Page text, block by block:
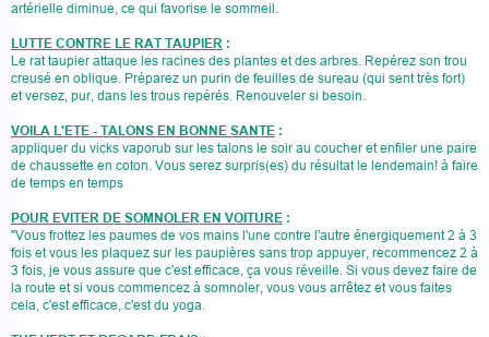
artérielle diminue, ce qui favorise le sommeil.
LUTTE CONTRE LE RAT TAUPIER :
Le rat taupier attaque les racines des plantes et des arbres. Repérez son trou
creusé en oblique. Préparez un purin de feuilles de sureau (qui sent très fort)
et versez, pur, dans les trous repérés. Renouveler si besoin.
VOILA L'ETE - TALONS EN BONNE SANTE :
appliquer du vicks vaporub sur les talons le soir au coucher et enfiler une paire
de chaussette en coton. Vous serez surpris(es) du résultat le lendemain! à faire
de temps en temps
POUR EVITER DE SOMNOLER EN VOITURE :
"Vous frottez les paumes de vos mains l'une contre l'autre énergiquement 2 à 3
fois et vous les plaquez sur les paupières sans trop appuyer, recommencez 2 à
3 fois, je vous assure que c'est efficace, ça vous réveille. Si vous devez faire de
la route et si vous commencez à somnoler, vous vous arrêtez et vous faites
cela, c'est efficace, c'est du yoga.